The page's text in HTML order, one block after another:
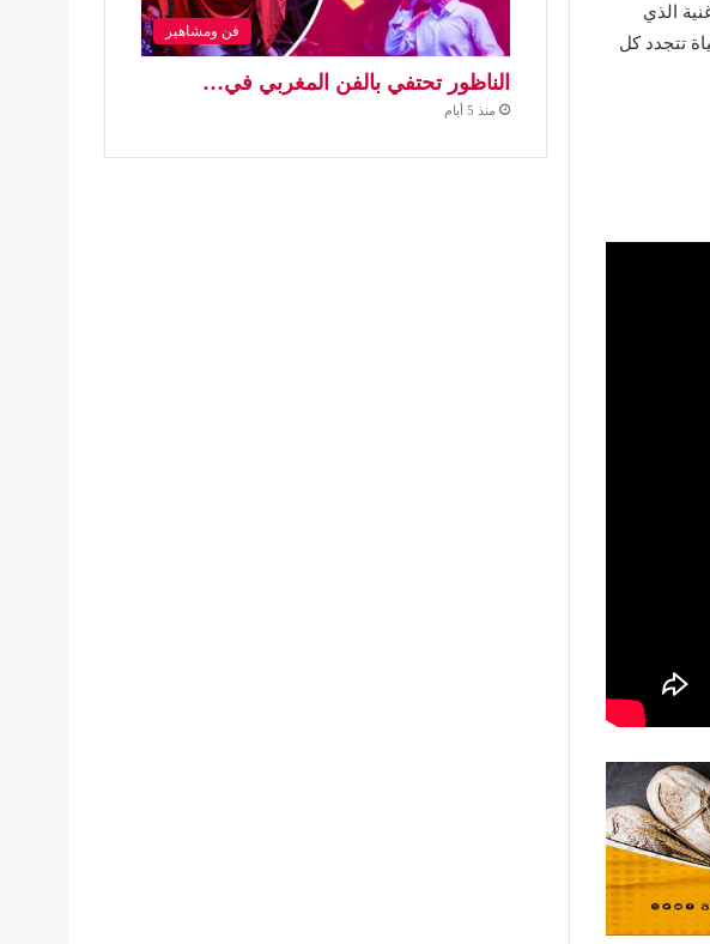
الذي
تتجدد كل
فن ومشاهير
الناظور تحتفي بالفن المغربي في…
منذ 5 أيام